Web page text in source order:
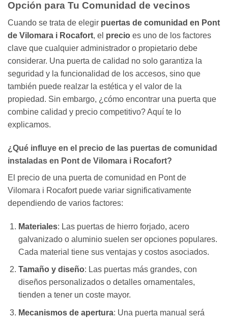
Opción para Tu Comunidad de vecinos
Cuando se trata de elegir puertas de comunidad en Pont
de Vilomara i Rocafort, el precio es uno de los factores
clave que cualquier administrador o propietario debe
considerar. Una puerta de calidad no solo garantiza la
seguridad y la funcionalidad de los accesos, sino que
también puede realzar la estética y el valor de la
propiedad. Sin embargo, ¿cómo encontrar una puerta que
combine calidad y precio competitivo? Aquí te lo
explicamos.
¿Qué influye en el precio de las puertas de comunidad
instaladas en Pont de Vilomara i Rocafort?
El precio de una puerta de comunidad en Pont de
Vilomara i Rocafort puede variar significativamente
dependiendo de varios factores:
Materiales: Las puertas de hierro forjado, acero
galvanizado o aluminio suelen ser opciones populares.
Cada material tiene sus ventajas y costos asociados.
Tamaño y diseño: Las puertas más grandes, con
diseños personalizados o detalles ornamentales,
tienden a tener un coste mayor.
Mecanismos de apertura: Una puerta manual será